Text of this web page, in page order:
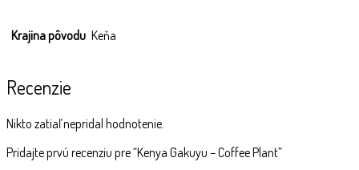
Krajina pôvodu Keňa
Recenzie
Nikto zatiaľ nepridal hodnotenie.
Pridajte prvú recenziu pre “Kenya Gakuyu – Coffee Plant”